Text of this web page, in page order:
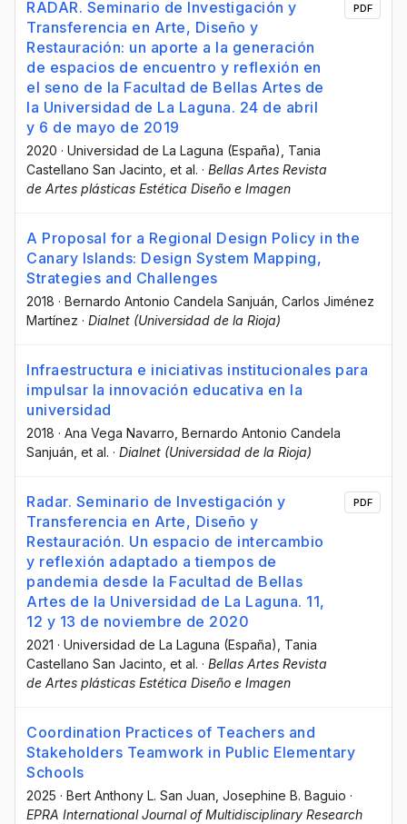
RADAR. Seminario de Investigación y
Transferencia en Arte, Diseño y
Restauración: un aporte a la generación
de espacios de encuentro y reflexión en
el seno de la Facultad de Bellas Artes de
la Universidad de La Laguna. 24 de abril
y 6 de mayo de 2019
2020 · Universidad de La Laguna (España)
, Tania
Castellano San Jacinto , et al. · Bellas Artes Revista
de Artes plásticas Estética Diseño e Imagen
PDF
A Proposal for a Regional Design Policy in the
Canary Islands: Design System Mapping,
Strategies and Challenges
2018 · Bernardo Antonio Candela Sanjuán , Carlos Jiménez
Martínez · Dialnet (Universidad de la Rioja)
Infraestructura e iniciativas institucionales para
impulsar la innovación educativa en la
universidad
2018 · Ana Vega Navarro , Bernardo Antonio Candela
Sanjuán , et al. · Dialnet (Universidad de la Rioja)
Radar. Seminario de Investigación y
Transferencia en Arte, Diseño y
Restauración. Un espacio de intercambio
y reflexión adaptado a tiempos de
pandemia desde la Facultad de Bellas
Artes de la Universidad de La Laguna. 11,
12 y 13 de noviembre de 2020
2021 · Universidad de La Laguna (España)
, Tania
Castellano San Jacinto , et al. · Bellas Artes Revista
de Artes plásticas Estética Diseño e Imagen
PDF
Coordination Practices of Teachers and
Stakeholders Teamwork in Public Elementary
Schools
2025 · Bert Anthony L. San Juan , Josephine B. Baguio ·
EPRA International Journal of Multidisciplinary Research